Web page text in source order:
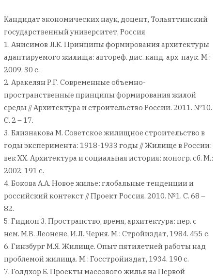
Кандидат экономических наук, доцент, Тольяттинский
государственный университет, Россия
1. Анисимов Л.К. Принципы формирования архитектуры
адаптируемого жилища: автореф. дис. канд. арх. наук. М.:
2009. 30 с.
2. Аракелян Р.Г. Современные объемно-
пространственные принципы формирования жилой
среды // Архитектура и строительство России. 2011. №10.
С. 2 – 17.
3. Близнакова М. Советское жилищное строительство в
годы эксперимента: 1918-1933 годы // Жилище в России:
век XX. Архитектура и социальная история: моногр. сб. М.:
2002. 191 с.
4. Бокова А.А. Новое жилье: глобальные тенденции и
российский контекст // Проект Россия. 2010. №1. С. 68 –
82.
5. Гидион 3. Пространство, время, архитектура: пер. с
нем. М.В. Леонене, И.Л. Черня. М.: Стройиздат, 1984. 455 с.
6. Гинзбург М.Я. Жилище. Опыт пятилетней работы над
проблемой жилища. М.: Госстройиздат, 1934. 190 с.
7. Голдхор Б. Проекты массового жилья на Первой